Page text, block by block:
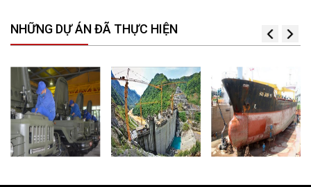
NHỮNG DỰ ÁN ĐÃ THỰC HIỆN